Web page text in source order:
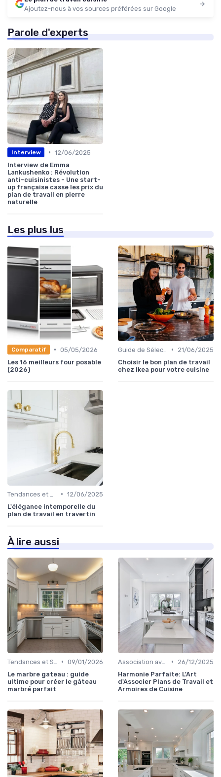
Ajoutez-nous à vos sources préférées sur Google
Parole d'experts
Interview • 12/06/2025
Interview de Emma
Lankushenko : Révolution
anti-cuisinistes - Une start-
up française casse les prix du
plan de travail en pierre
naturelle
Les plus lus
Comparatif • 05/05/2026
Les 16 meilleurs four posable
(2026)
•
21/06/2025
Choisir le bon plan de travail
chez Ikea pour votre cuisine
• 12/06/2025
L'élégance intemporelle du
plan de travail en travertin
À lire aussi
• 09/01/2026
Le marbre gateau : guide
ultime pour créer le gâteau
marbré parfait
•
26/12/2025
Harmonie Parfaite: L'Art
d'Associer Plans de Travail et
Armoires de Cuisine